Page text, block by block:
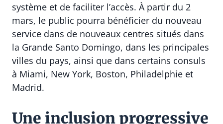
système et de faciliter l’accès. À partir du 2
mars, le public pourra bénéficier du nouveau
service dans de nouveaux centres situés dans
la Grande Santo Domingo, dans les principales
villes du pays, ainsi que dans certains consuls
à Miami, New York, Boston, Philadelphie et
Madrid.
Une inclusion progressive